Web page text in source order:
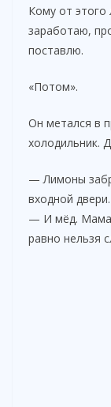
Кому от этого
заработаю,
поставлю.
«Потом».
Он метался в
холодильник.
— Лимоны
входной двери.
— И мёд. Мама
равно нельзя